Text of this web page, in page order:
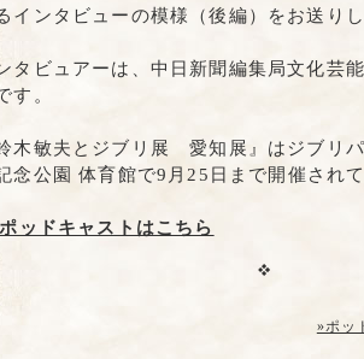
インタビューの模様（後編）をお送り
タビュアーは、中日新聞編集局文化芸
す。
鈴木敏夫とジブリ展 愛知展』はジブリ
念公園 体育館で9月25日まで開催され
ッドキャストはこちら
»ポッ